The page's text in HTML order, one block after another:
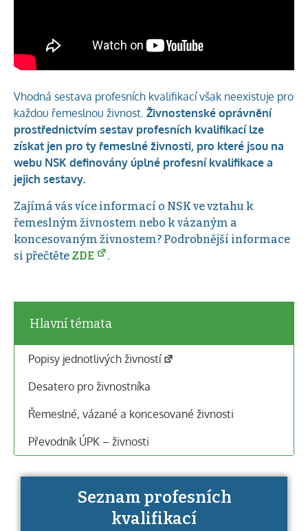
Vhodná sestava profesních kvalifikací však neexistuje pro
každou řemeslnou živnost. Živnostenské oprávnění
prostřednictvím sestav profesních kvalifikací lze
získat jen pro ty řemeslné živnosti, pro které jsou na
webu NSK definovány úplné profesní kvalifikace a
jejich sestavy.
Zajímá vás více informací o NSK ve vztahu k
řemeslným živnostem nebo k vázaným a
koncesovaným živnostem? Podrobnější informace
si přečtěte ZDE .
Hlavní témata
Popisy jednotlivých živností
Desatero pro živnostníka
Řemeslné, vázané a koncesované živnosti
Převodník ÚPK – živnosti
Seznam profesních
kvalifikací
Víte, jaké dovednosti musíte pro danou
kvalifikaci prokázat?